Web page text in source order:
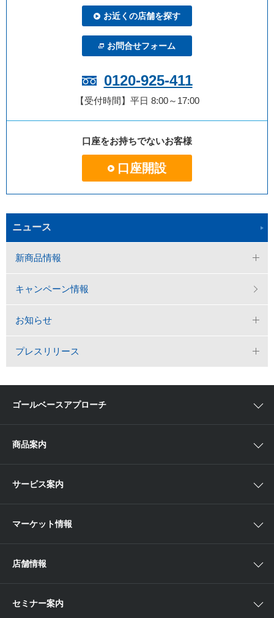
お近くの店舗を探す
お問合せフォーム
0120-925-411
【受付時間】平日 8:00～17:00
口座をお持ちでないお客様
口座開設
ニュース
新商品情報
キャンペーン情報
お知らせ
プレスリリース
ゴールベースアプローチ
αポート
商品案内
欧米株
ETF・ETN・REIT
サービス案内
取引ツール
マーケット情報
店舗情報
セミナー案内